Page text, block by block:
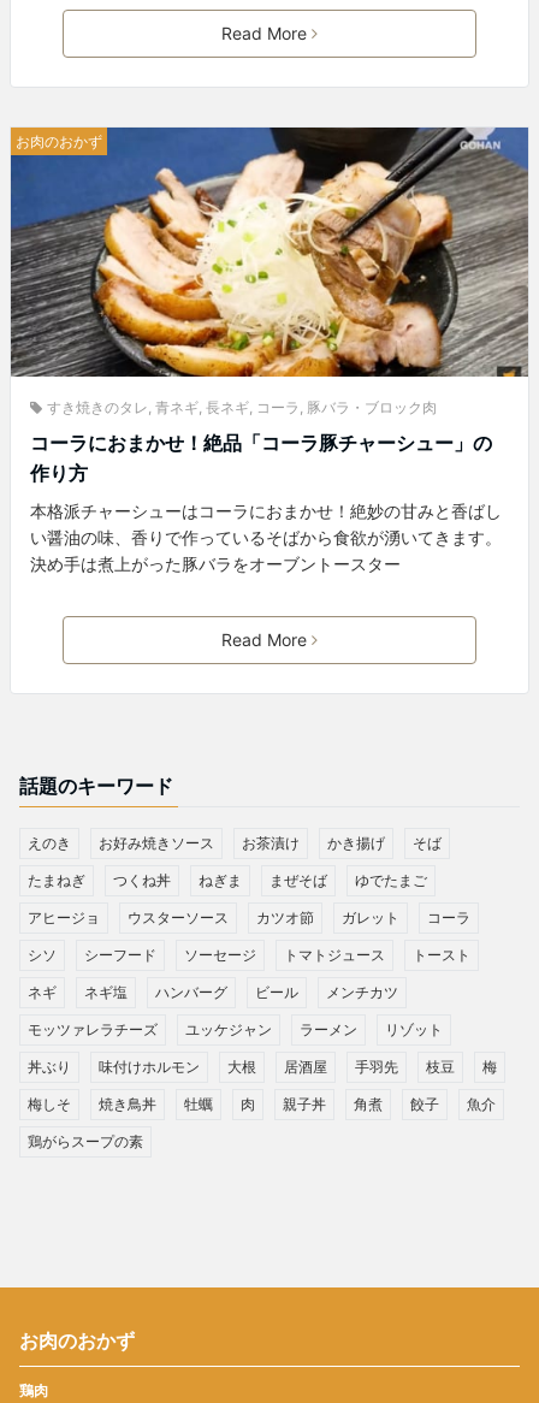
Read More
お肉のおかず
すき焼きのタレ, 青ネギ, 長ネギ, コーラ , 豚バラ・ブロック肉
コーラにおまかせ！絶品「コーラ豚チャーシュー」の
作り方
本格派チャーシューはコーラにおまかせ！絶妙の甘みと香ばし
い醤油の味、香りで作っているそばから食欲が湧いてきます。
決め手は煮上がった豚バラをオーブントースター
Read More
話題のキーワード
えのき お好み焼きソース お茶漬け かき揚げ そば
たまねぎ つくね丼 ねぎま まぜそば ゆでたまご
アヒージョ ウスターソース カツオ節 ガレット コーラ
シソ シーフード ソーセージ トマトジュース トースト
ネギ ネギ塩 ハンバーグ ビール メンチカツ
モッツァレラチーズ ユッケジャン ラーメン リゾット
丼ぶり 味付けホルモン 大根 居酒屋 手羽先 枝豆 梅
梅しそ 焼き鳥丼 牡蠣 肉 親子丼 角煮 餃子 魚介
鶏がらスープの素
お肉のおかず
鶏肉